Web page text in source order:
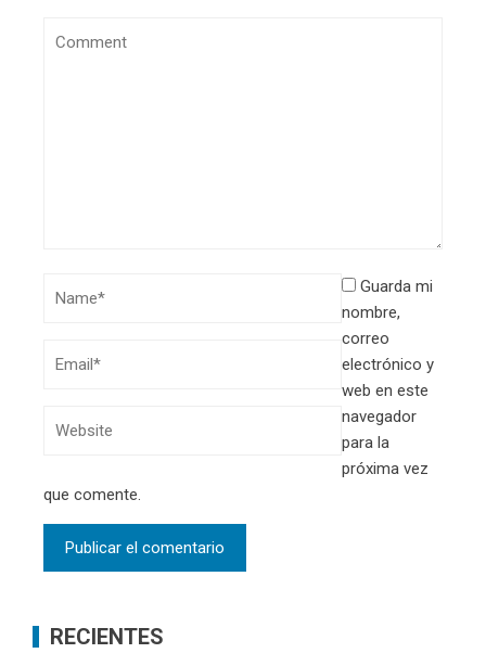
Guarda mi
nombre,
correo
electrónico y
web en este
navegador
para la
próxima vez
que comente.
RECIENTES